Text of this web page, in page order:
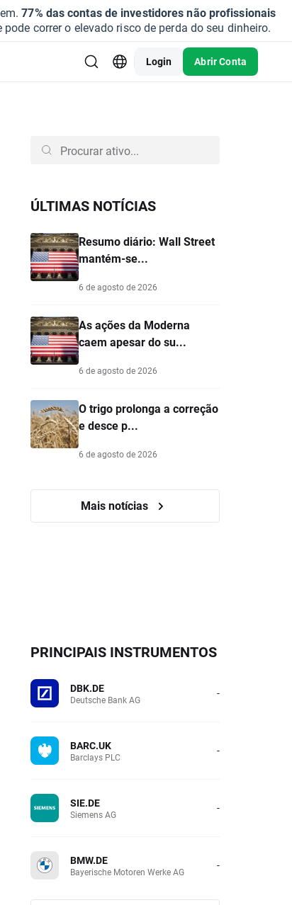
77% das contas de investidores não profissionais
correr o elevado risco de perda do seu dinheiro.
Login Abrir Conta
ÚLTIMAS NOTÍCIAS
Resumo diário: Wall Street
mantém-se...
6 de agosto de 2026
As ações da Moderna
caem apesar do su...
6 de agosto de 2026
O trigo prolonga a correção
e desce p...
6 de agosto de 2026
Mais notícias
PRINCIPAIS INSTRUMENTOS
DBK.DE
Deutsche Bank AG -
BARC.UK
Barclays PLC -
SIE.DE
Siemens AG -
BMW.DE
Bayerische Motoren Werke AG -